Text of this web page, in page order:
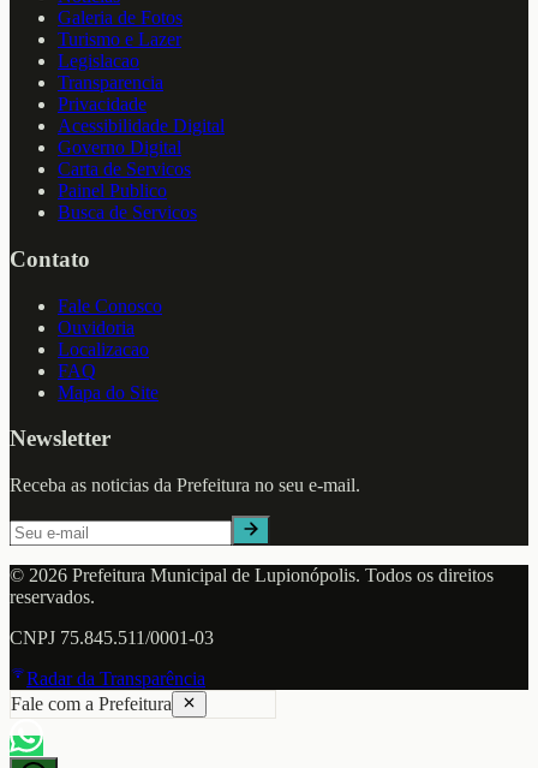
Galeria de Fotos
Turismo e Lazer
Legislacao
Transparencia
Privacidade
Acessibilidade Digital
Governo Digital
Carta de Servicos
Painel Publico
Busca de Servicos
Contato
Fale Conosco
Ouvidoria
Localizacao
FAQ
Mapa do Site
Newsletter
Receba as noticias da Prefeitura no seu e-mail.
© 2026 Prefeitura Municipal de Lupionópolis. Todos os direitos
reservados.
CNPJ 75.845.511/0001-03
Radar da Transparência
Fale com a Prefeitura